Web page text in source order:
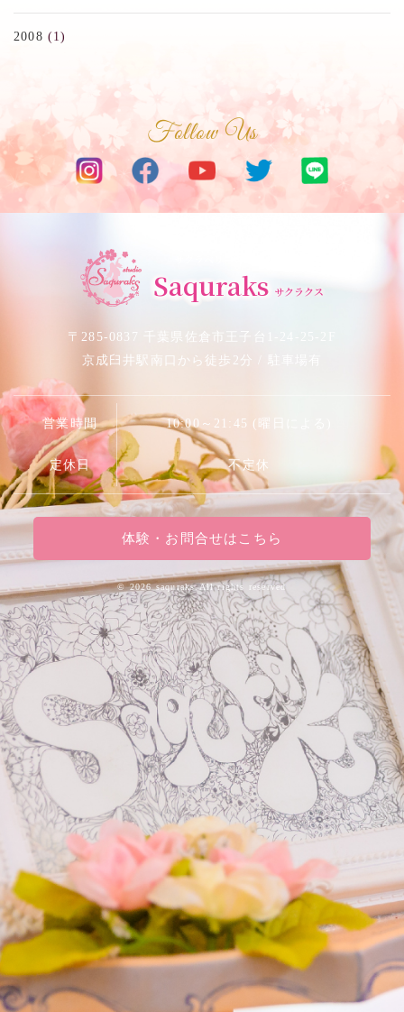
2008 (1)
Follow Us
Saquraks サクラクス
〒285-0837 千葉県佐倉市王子台1-24-25-2F
京成臼井駅南口から徒歩2分 / 駐車場有
営業時間 10:00～21:45 (曜日による)
定休日 不定休
体験・お問合せはこちら
©2026 saquraks.All rights reserved